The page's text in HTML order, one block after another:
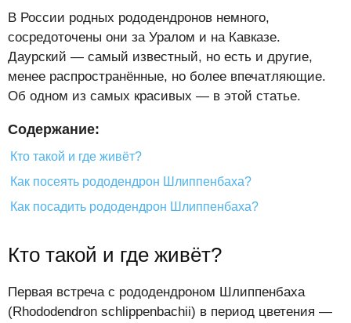
В России родных рододендронов немного,
сосредоточены они за Уралом и на Кавказе.
Даурский — самый известный, но есть и другие,
менее распространённые, но более впечатляющие.
Об одном из самых красивых — в этой статье.
Содержание:
Кто такой и где живёт?
Как посеять рододендрон Шлиппенбаха?
Как посадить рододендрон Шлиппенбаха?
Кто такой и где живёт?
Первая встреча с рододендроном Шлиппенбаха
(Rhododendron schlippenbachii) в период цветения —